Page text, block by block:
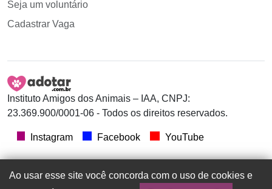
Seja um voluntário
Cadastrar Vaga
Instituto Amigos dos Animais – IAA, CNPJ:
23.369.900/0001-06 - Todos os direitos reservados.
Instagram Facebook YouTube
Ao usar esse site você concorda com o uso de cookies e